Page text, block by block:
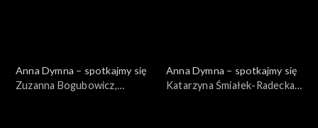
Anna Dymna – spotkajmy się
Zuzanna Bogubowicz,
Anna Dymna – spotkajmy się
Katarzyna Śmiałek-Radecka,